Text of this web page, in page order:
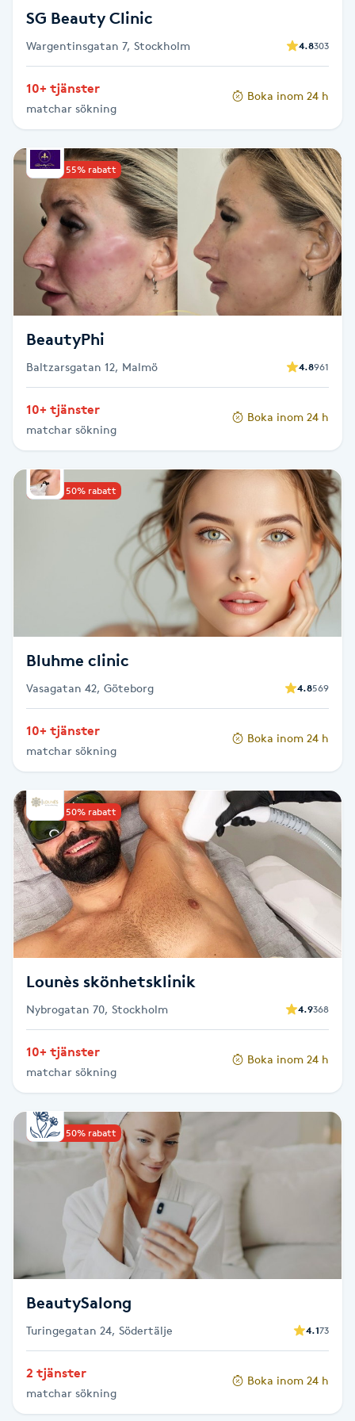
Föning
Gelenaglar
Gellack
Gellack med förstärkning
Gravidmassage
Gravidyoga
Gruppträning
Gua Sha-massage
Hatha Yoga
Headspa
Hot yoga
Hudföryngring
Huduppstramning
Hudvård
Hyaluronsyra
Hyperhidros
Hypnos
Hårborttagning
Hårbottenbehandling
Hårförlängning
Hälsprickor
IPL
SG Beauty Clinic
Wargentinsgatan 7, Stockholm 4.8303
10+ tjänster
matchar sökning
Boka inom 24 h
Upp till 55% rabatt
BeautyPhi
Baltzarsgatan 12, Malmö 4.8961
10+ tjänster
matchar sökning
Boka inom 24 h
Upp till 50% rabatt
Bluhme clinic
Vasagatan 42, Göteborg 4.8569
10+ tjänster
matchar sökning
Boka inom 24 h
Upp till 50% rabatt
Lounès skönhetsklinik
Nybrogatan 70, Stockholm 4.9368
10+ tjänster
matchar sökning
Boka inom 24 h
Upp till 50% rabatt
BeautySalong
Turingegatan 24, Södertälje 4.173
2 tjänster
matchar sökning
Boka inom 24 h